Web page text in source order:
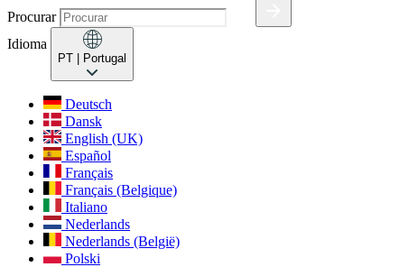
Procurar
Idioma
PT | Portugal
Deutsch
Dansk
English (UK)
Español
Français
Français (Belgique)
Italiano
Nederlands
Nederlands (België)
Polski